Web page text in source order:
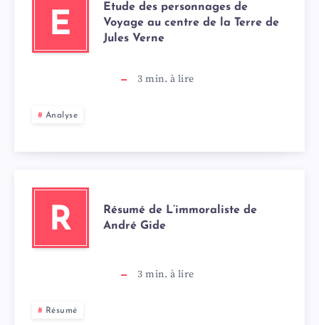
E
Etude des personnages de
Voyage au centre de la Terre de
Jules Verne
3 min. à lire
Analyse
R
Résumé de L’immoraliste de
André Gide
3 min. à lire
Résumé